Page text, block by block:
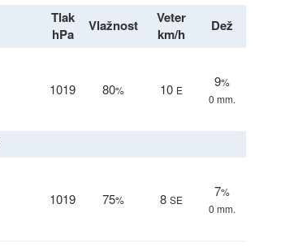
Tlak
hPa
Vlažnost
Veter
km/h
Dež
1019 80% 10 E
9%
0 mm.
1019 75% 8 SE
7%
0 mm.